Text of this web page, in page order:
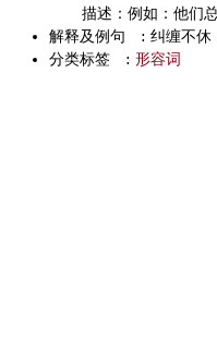
描述：例如：他们
解释及例句
: 纠缠不
分类标签
: 形容词